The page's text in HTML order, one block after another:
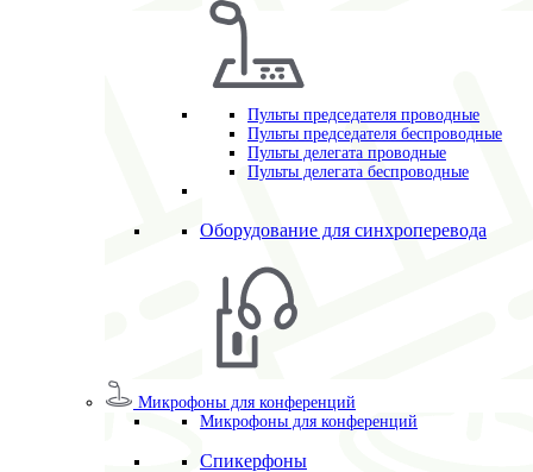
Пульты председателя проводные
Пульты председателя беспроводные
Пульты делегата проводные
Пульты делегата беспроводные
Оборудование для синхроперевода
Микрофоны для конференций
Микрофоны для конференций
Спикерфоны